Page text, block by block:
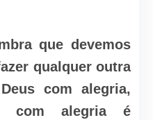
que devemos
qualquer outra
com alegria,
com alegria é